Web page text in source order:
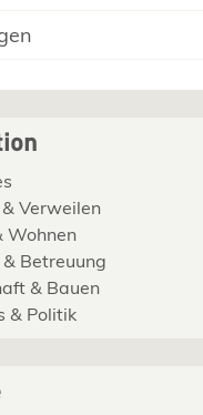
Verweilen
Wohnen
Betreuung
& Bauen
& Politik